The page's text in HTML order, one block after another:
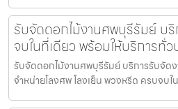
รับจัดดอกไม้งานศพบุรีรัมย์ บ
จบในที่เดียว พร้อมให้บริการทั่ว
รับจัดดอกไม้งานศพบุรีรัมย์ บริการรับจัด
จำหน่ายโลงศพ โลงเย็น พวงหรีด ครบจบ